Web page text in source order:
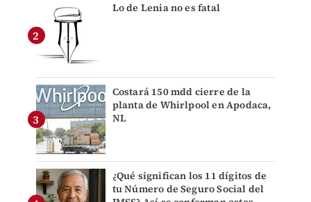
Lo de Lenia no es fatal
Costará 150 mdd cierre de la
planta de Whirlpool en Apodaca,
NL
¿Qué significan los 11 dígitos de
tu Número de Seguro Social del